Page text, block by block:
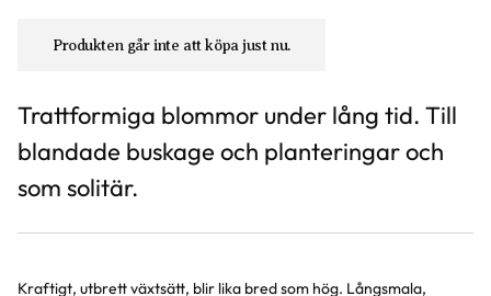
Produkten går inte att köpa just nu.
Trattformiga blommor under lång tid. Till
blandade buskage och planteringar och
som solitär.
Kraftigt, utbrett växtsätt, blir lika bred som hög. Långsmala,